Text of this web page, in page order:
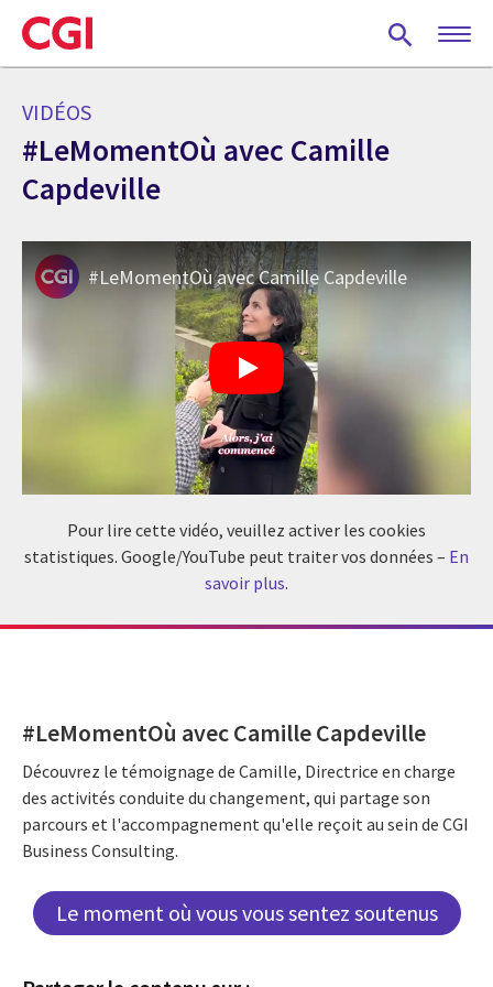
Skip
to
main
VIDÉOS
#LeMomentOù avec Camille
Capdeville
#LeMomentOù avec Camille Capdeville
Pour lire cette vidéo, veuillez activer les cookies
statistiques. Google/YouTube peut traiter vos données – En
savoir plus.
#LeMomentOù avec Camille Capdeville
Découvrez le témoignage de Camille, Directrice en charge
des activités conduite du changement, qui partage son
parcours et l'accompagnement qu'elle reçoit au sein de CGI
Business Consulting.
Le moment où vous vous sentez soutenus